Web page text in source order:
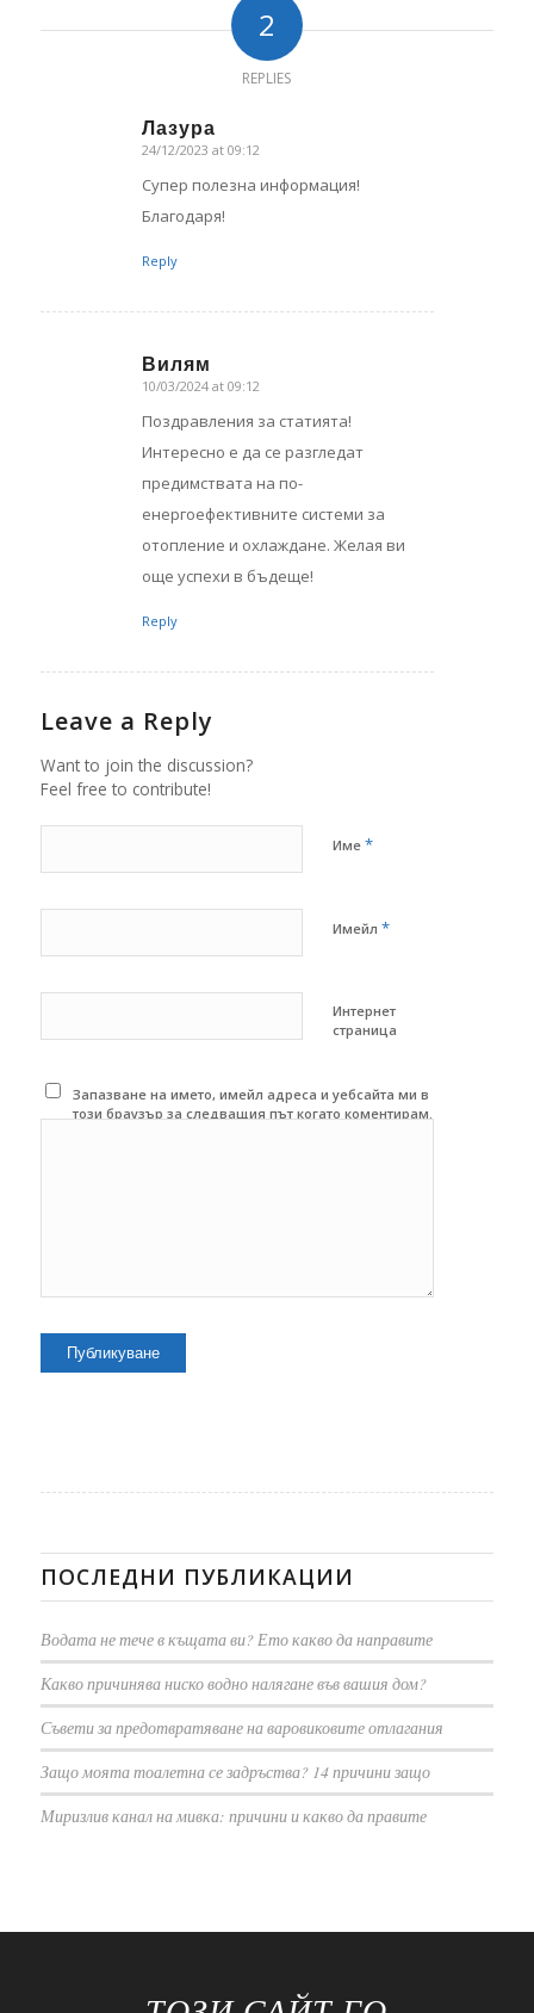
2
REPLIES
Лазура
says:
24/12/2023 at 09:12
Супер полезна информация!
Благодаря!
Reply
Вилям
says:
10/03/2024 at 09:12
Поздравления за статията!
Интересно е да се разгледат
предимствата на по-
енергоефективните системи за
отопление и охлаждане. Желая ви
още успехи в бъдеще!
Reply
Leave a Reply
Want to join the discussion?
Feel free to contribute!
Име *
Имейл *
Интернет
страница
Запазване на името, имейл адреса и уебсайта ми в
този браузър за следващия път когато коментирам.
ПОСЛЕДНИ ПУБЛИКАЦИИ
Водата не тече в къщата ви? Ето какво да направите
Какво причинява ниско водно налягане във вашия дом?
Съвети за предотвратяване на варовиковите отлагания
Защо моята тоалетна се задръства? 14 причини защо
Миризлив канал на мивка: причини и какво да правите